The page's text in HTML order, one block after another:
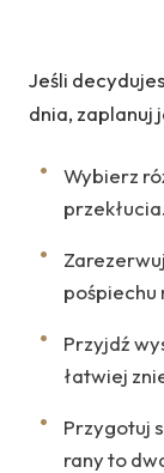
Jeśli
dnia, zaplanuj
Wybierz
przekłucia.
pośpiechu
Przyjdź
łatwiej
Przygotuj
rany to